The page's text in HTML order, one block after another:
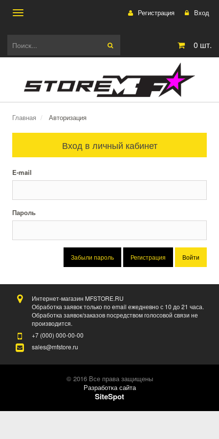
Регистрация Вход
0 шт.
Главная Авторизация
Вход в личный кабинет
E-mail
Пароль
Забыли пароль Регистрация Войти
Интернет-магазин MFSTORE.RU
Обработка заявок только по email ежедневно с 10 до 21 часа.
Обработка заявок/заказов посредством голосовой связи не
производится.
+7 (000) 000-00-00
sales@mfstore.ru
© 2016 Все права защищены
Разработка сайта
SiteSpot